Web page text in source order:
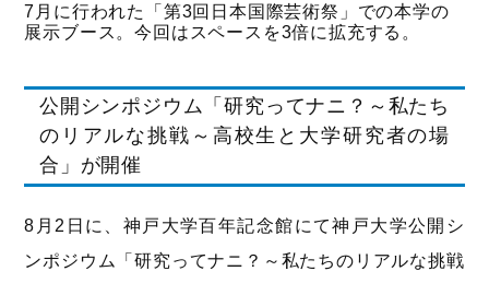
7月に行われた「第3回日本国際芸術祭」での本学の
展示ブース。今回はスペースを3倍に拡充する。
公開シンポジウム「研究ってナニ？～私たち
のリアルな挑戦～高校生と大学研究者の場
合」が開催
8月2日に、神戸大学百年記念館にて神戸大学公開シ
ンポジウム「研究ってナニ？～私たちのリアルな挑戦